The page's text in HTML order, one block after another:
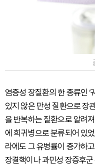
염증성 장질환의 한 종류인
있지 않은 만성 질환으로 장
을 반복하는 질환으로 알려
에 희귀병으로 분류되어 있
라에도 그 유병률이 증가하
장결핵이나 과민성 장증후